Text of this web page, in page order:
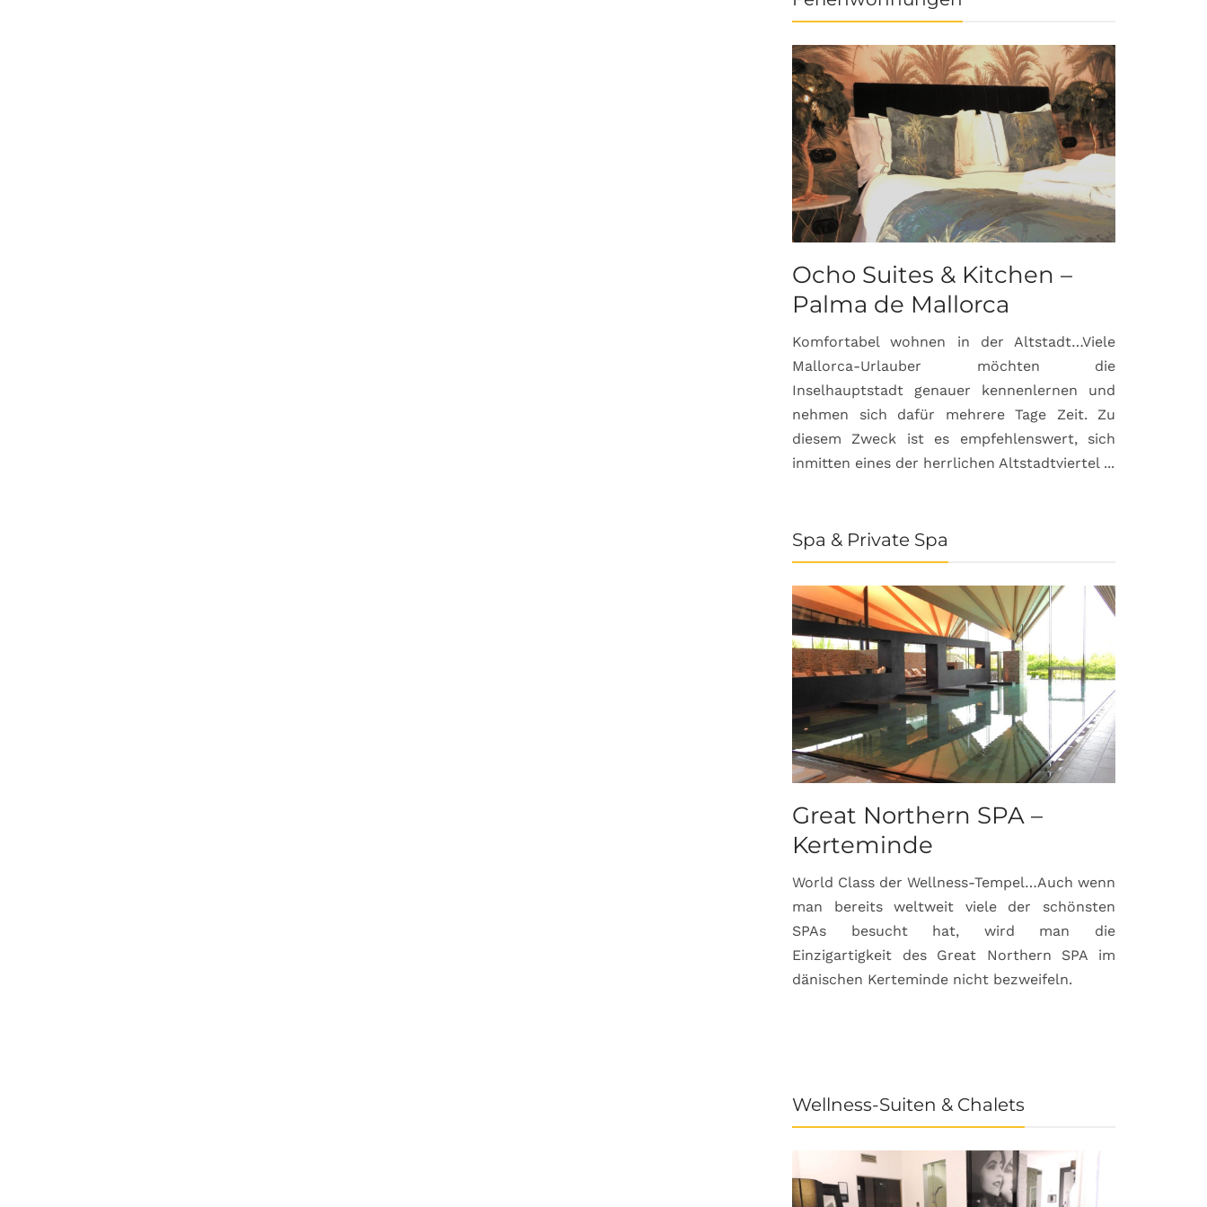
Ocho Suites & Kitchen –
Palma de Mallorca
Komfortabel wohnen in der Altstadt…Viele
Mallorca-Urlauber möchten die
Inselhauptstadt genauer kennenlernen und
nehmen sich dafür mehrere Tage Zeit. Zu
diesem Zweck ist es empfehlenswert, sich
inmitten eines der herrlichen Altstadtviertel ...
Spa & Private Spa
Great Northern SPA –
Kerteminde
World Class der Wellness-Tempel…Auch wenn
man bereits weltweit viele der schönsten
SPAs besucht hat, wird man die
Einzigartigkeit des Great Northern SPA im
dänischen Kerteminde nicht bezweifeln.
Wellness-Suiten & Chalets